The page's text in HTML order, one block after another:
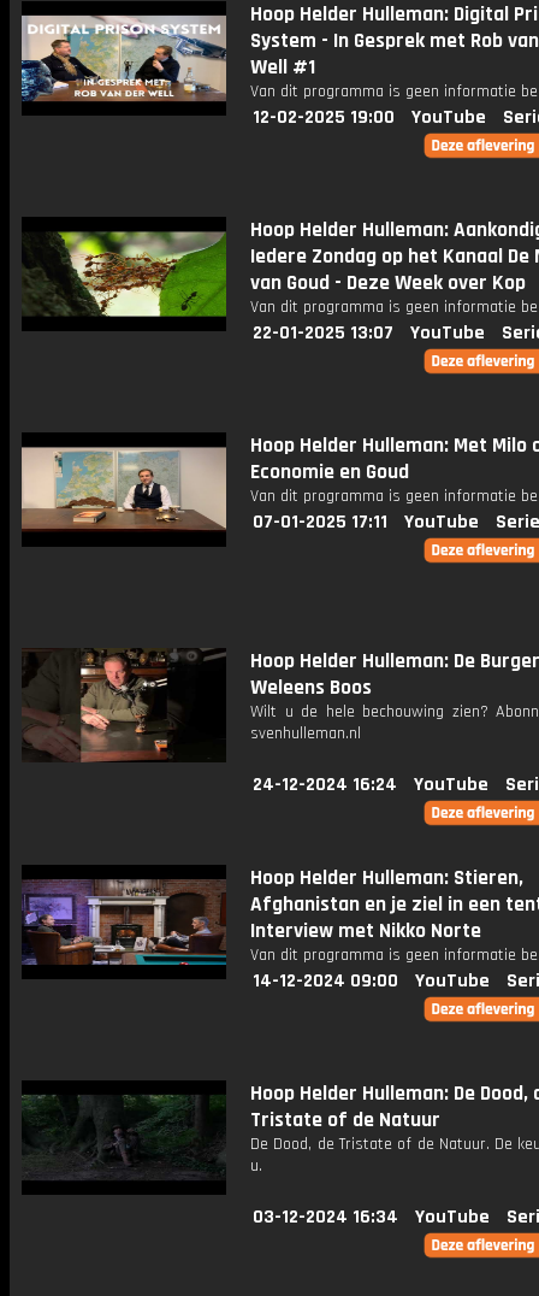
Hoop Helder Hulleman: Digital
System - In Gesprek met Rob
Well #1
Van dit programma is geen informatie
12-02-2025 19:00 YouTube
Hoop Helder Hulleman:
Iedere Zondag op het Kanaal De
van Goud - Deze Week over Kop
Van dit programma is geen informatie
22-01-2025 13:07 YouTube
Hoop Helder Hulleman: Met Milo
Economie en Goud
Van dit programma is geen informatie
07-01-2025 17:11 YouTube
Hoop Helder Hulleman: De
Weleens Boos
Wilt u de hele bechouwing zien?
svenhulleman.nl
24-12-2024 16:24 YouTube
Hoop Helder Hulleman: Stieren,
Afghanistan en je ziel in een
Interview met Nikko Norte
Van dit programma is geen informatie
14-12-2024 09:00 YouTube
Hoop Helder Hulleman: De Dood,
Tristate of de Natuur
De Dood, de Tristate of de Natuur. De
u.
03-12-2024 16:34 YouTube